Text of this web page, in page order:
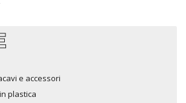
e accessori
plastica